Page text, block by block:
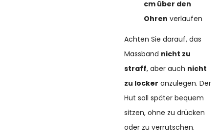
cm über den
Ohren verlaufen
Achten Sie darauf, das
Massband nicht zu
straff, aber auch nicht
zu locker anzulegen. Der
Hut soll später bequem
sitzen, ohne zu drücken
oder zu verrutschen.